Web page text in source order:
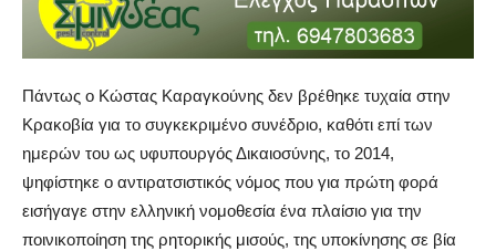
Πάντως ο Κώστας Kαραγκούνης δεν βρέθηκε τυχαία στην
Κρακοβία για το συγκεκριμένο συνέδριο, καθότι επί των
ημερών του ως υφυπουργός Δικαιοσύνης, το 2014,
ψηφίστηκε ο αντιρατσιστικός νόμος που για πρώτη φορά
εισήγαγε στην ελληνική νομοθεσία ένα πλαίσιο για την
ποινικοποίηση της ρητορικής μισούς, της υποκίνησης σε βία